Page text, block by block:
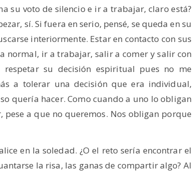
su voto de silencio e ir a trabajar, claro está?
sí. Si fuera en serio, pensé, se queda en su
interiormente. Estar en contacto con sus
normal, ir a trabajar, salir a comer y salir con
su decisión espiritual pues no me
a tolerar una decisión que era individual,
quería hacer. Como cuando a uno lo obligan
a que no queremos. Nos obligan porque
en la soledad. ¿O el reto sería encontrar el
la risa, las ganas de compartir algo? Al